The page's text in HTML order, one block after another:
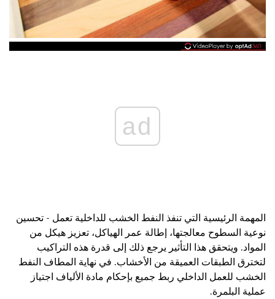
ad
المهمة الرئيسية التي تنفذ النفط الخشب للداخلية تعمل - تحسين
نوعية السطوح معالجتها، إطالة عمر الهياكل، تعزيز هيكل من
المواد. ويتحقق هذا التأثير يرجع ذلك إلى قدرة هذه التراكيب
لتخترق الطبقات العميقة من الأخشاب. في نهاية المطاف النفط
الخشب للعمل الداخلي ربط جميع بإحكام مادة الألياف اجتياز
عملية البلمرة.